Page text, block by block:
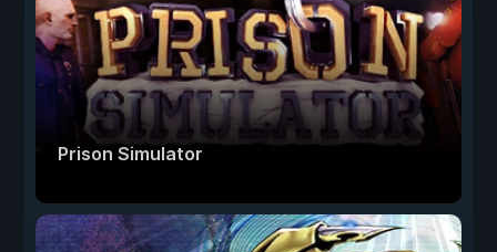
Prison Simulator